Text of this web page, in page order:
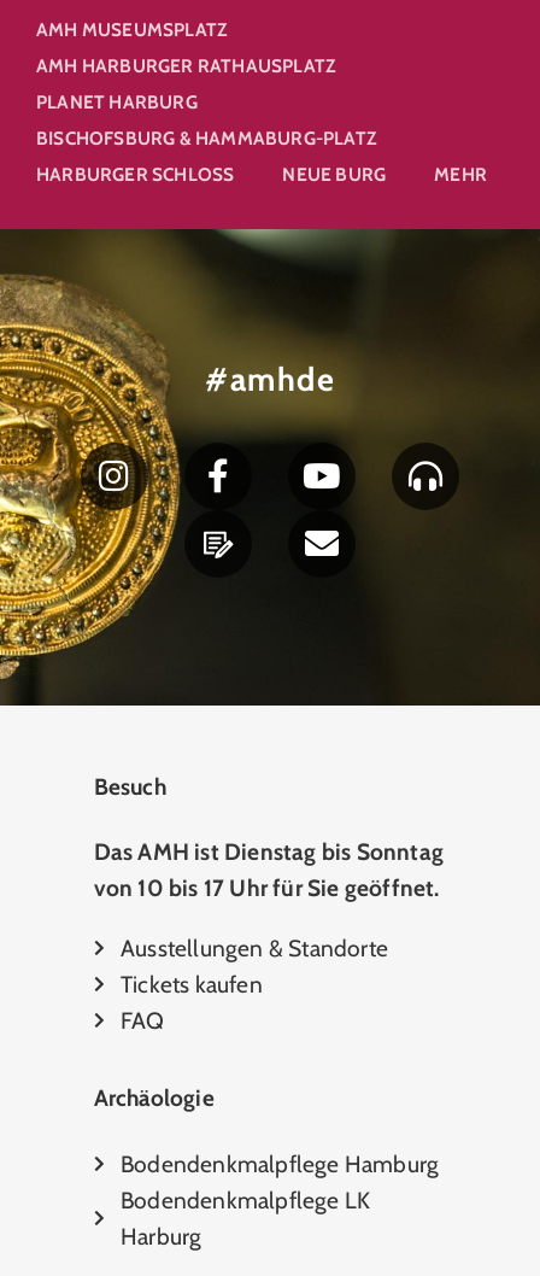
AMH MUSEUMSPLATZ
AMH HARBURGER RATHAUSPLATZ
PLANET HARBURG
BISCHOFSBURG & HAMMABURG-PLATZ
HARBURGER SCHLOSS
NEUE BURG MEHR
#amhde
Besuch
Das AMH ist Dienstag bis Sonntag
von 10 bis 17 Uhr für Sie geöffnet.
Ausstellungen & Standorte
Tickets kaufen
FAQ
Archäologie
Bodendenkmalpflege Hamburg
Bodendenkmalpflege LK
Harburg